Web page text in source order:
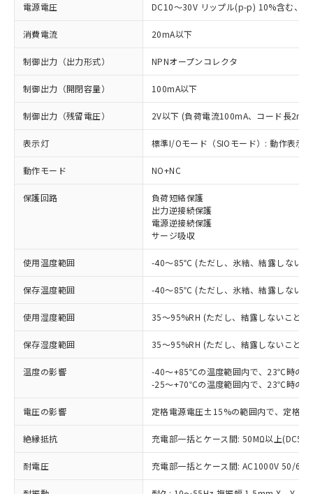
電源電圧 DC10～30V リップル(p-p) 10%含む、
消費電流 20mA以下
制御出力（出力形式） NPNオープンコレクタ
制御出力（開閉容量） 100mA以下
制御出力（残留電圧） 2V以下 (負荷電流100mA、コード長2m
表示灯 標準I/Oモード（SIOモード）: 動作表示
動作モード NO+NC
保護回路
負荷短絡保護
出力逆接続保護
電源逆接続保護
サージ吸収
使用温度範囲 -40～85℃ (ただし、氷結、結露しないこ
保存温度範囲 -40～85℃ (ただし、氷結、結露しないこ
使用湿度範囲 35～95%RH (ただし、結露しないこと)
保存湿度範囲 35～95%RH (ただし、結露しないこと)
温度の影響
-40～+85℃の温度範囲内で、23℃時の
-25～+70℃の温度範囲内で、23℃時の
電圧の影響 定格電源電圧±15%の範囲内で、定格
絶縁抵抗 充電部一括とケース間: 50MΩ以上
耐電圧 充電部一括とケース間: AC1000V 50/
ご利用条件
以下の条件をお読みいただき、同意のうえ
ご利用ください。
本サービスは、当社制御機器事業取扱
商品の当社在庫状況および標準価格
(税抜)を提供させていただくもので
当社制御機器事業取扱商品の中には、
本サービスの対象外となる商品もある
ことをご了承ください。
在庫状況および標準価格照会結果は、
記載している更新日時点での社内デー
※1 対応状況
対応済み：EU RoHS指令（10物質）の
非含有に対応した製品が提供可能な商品で
す。
対応予定：EU RoHS指令（10物質）の非含
有に対応した製品に切り替える予定のある
対応予定なし：EU RoHS指令（10物質）の
非含有に非対応の商品で、対応品を出す予
定はありません。
調査・確認中：EU RoHS指令（10物質）の
非含有の対応状況を調査中または確認中の
非該当品：ライセンス料など無形物で、有
仕入先様の事情により、非含有部品として
いたものが、含有品と判明した場合などや
むを得ず変更することがあります。
※1 中国RoHS○×表
「○」：最大均質材料含有率が中国RoHSの
基準値以下であることを示します。
「×」：最大均質材料含有率が中国RoHSの
「－」：未確認です。当社販売部門へお問
い合わせください。
当社は、これら貴社製品のうち、外国
為替および外国貿易法に定める商品
（以下｢規制貨物等」という）を輸出